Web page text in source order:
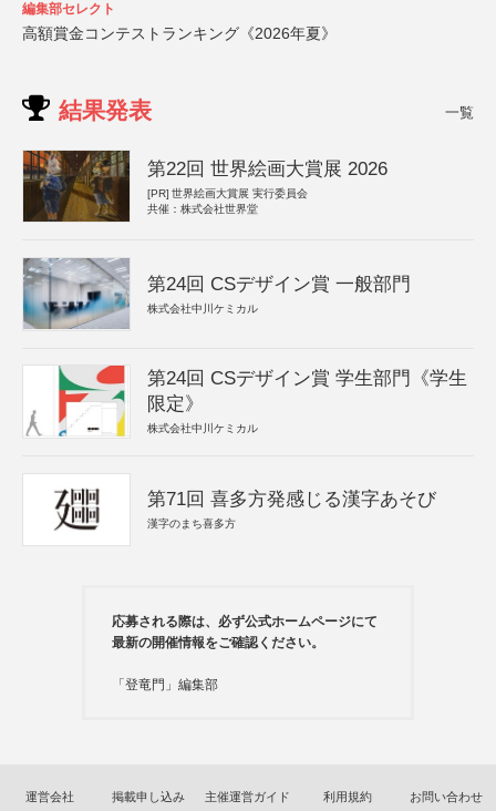
編集部セレクト
高額賞金コンテストランキング《2026年夏》
結果発表 一覧
第22回 世界絵画大賞展 2026
[PR] 世界絵画大賞展 実行委員会
共催：株式会社世界堂
第24回 CSデザイン賞 一般部門
株式会社中川ケミカル
第24回 CSデザイン賞 学生部門《学生
限定》
株式会社中川ケミカル
第71回 喜多方発感じる漢字あそび
漢字のまち喜多方
応募される際は、必ず公式ホームページにて
最新の開催情報をご確認ください。
「登竜門」編集部
運営会社 掲載申し込み 主催運営ガイド 利用規約 お問い合わせ